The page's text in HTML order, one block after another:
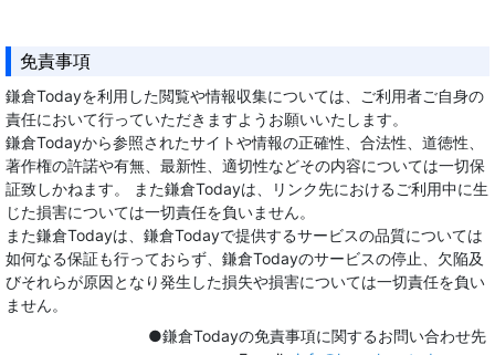
免責事項
鎌倉Todayを利用した閲覧や情報収集については、ご利用者ご自身の
責任において行っていただきますようお願いいたします。
鎌倉Todayから参照されたサイトや情報の正確性、合法性、道徳性、
著作権の許諾や有無、最新性、適切性などその内容については一切保
証致しかねます。 また鎌倉Todayは、リンク先におけるご利用中に生
じた損害については一切責任を負いません。
また鎌倉Todayは、鎌倉Todayで提供するサービスの品質については
如何なる保証も行っておらず、鎌倉Todayのサービスの停止、欠陥及
びそれらが原因となり発生した損失や損害については一切責任を負い
ません。
●鎌倉Todayの免責事項に関するお問い合わせ先